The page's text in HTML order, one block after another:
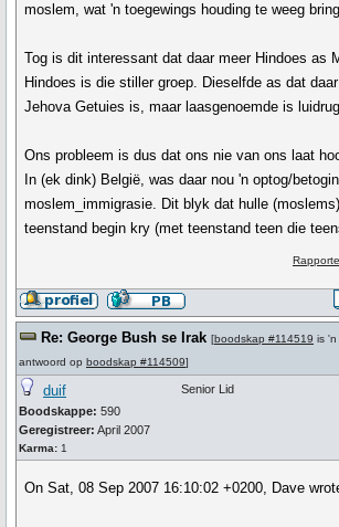
moslem, wat 'n toegewings houding te weeg
Tog is dit interessant dat daar meer Hindoes as
Hindoes is die stiller groep. Dieselfde as dat
Jehova Getuies is, maar laasgenoemde is
Ons probleem is dus dat ons nie van ons laat
In (ek dink) België, was daar nou 'n optog/
moslem_immigrasie. Dit blyk dat hulle
teenstand begin kry (met teenstand teen die
Re: George Bush se Irak [boodskap #114519 is 'n
antwoord op boodskap #114509]
duif
Boodskappe: 590
Geregistreer: April 2007
Karma: 1
Senior Lid
On Sat, 08 Sep 2007 16:10:02 +0200, Dave